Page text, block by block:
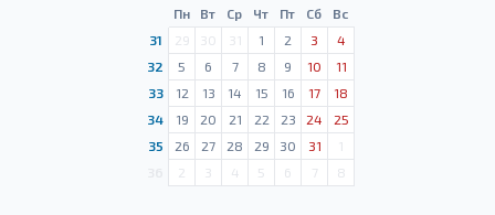
Пн Вт Ср Чт Пт Сб
Вс
31
29 30 31 1 2 3
4
32
5 6 7 8 9 10
11
33
12 13 14 15 16 17
18
34
19 20 21 22 23 24
25
35
26 27 28 29 30 31
1
2 3 4 5 6 7 8